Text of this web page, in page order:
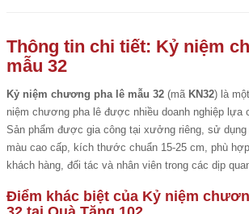
Thông tin chi tiết: Kỷ niệm
mẫu 32
Kỷ niệm chương pha lê mẫu 32 (mã KN32) là
niệm chương pha lê được nhiều doanh nghiệp lựa
Sản phẩm được gia công tại xưởng riêng, sử dụng
màu cao cấp, kích thước chuẩn 15-25 cm, phù
khách hàng, đối tác và nhân viên trong các dịp
Điểm khác biệt của Kỷ niệm